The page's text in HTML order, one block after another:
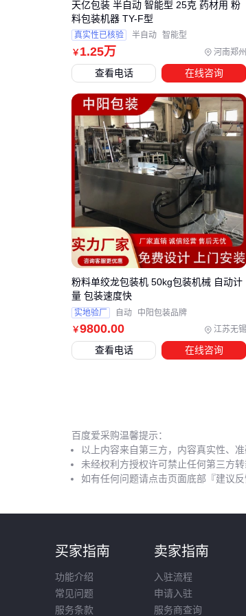
￥1.25万 河南郑州
天亿包装 半自动 智能型 25克 药材用 粉
料包装机器 TY-F型
真实性已核验 半自动 智能型
查看电话 在线咨询
￥9800.00 江苏无锡
粉料单绞龙包装机 50kg包装机械 自动计
量 包装速度快
实地验厂 自动 中阳包装品牌
查看电话 在线咨询
百度爱采购温馨提示：
以上内容来自第三方，内容真实性、
未经权利方授权许可禁止任何第三方
如有任何问题请点击页面底部『建议
买家指南
功能介绍
常见问题
服务条款
卖家指南
入驻流程
申请入驻
服务商查询